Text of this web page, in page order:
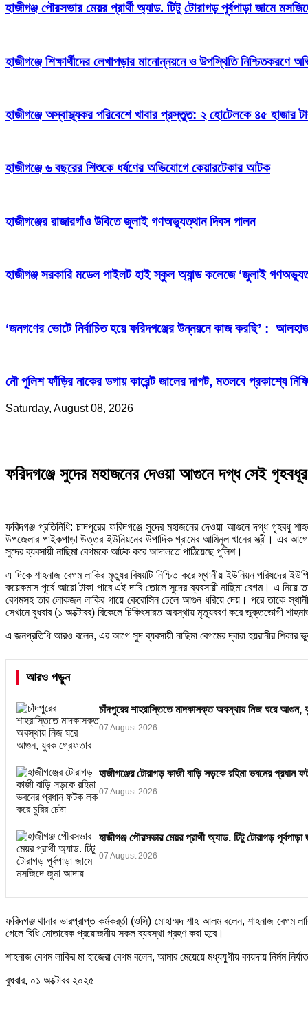
হাজীগঞ্জ পৌরসভার মেয়র প্রার্থী অ্যাড. টিটু টোরাগড় পূর্বপাড়া জামে
হাজীগঞ্জে শিক্ষার্থীদের লেখাপড়ার মানোন্নয়নে ও উপস্থিতি নিশ্চিতকরণে
হাজীগঞ্জে অস্বাস্থ্যকর পরিবেশে খাবার প্রস্তুত: ২ হোটেলকে ৪৫ হাজার
হাজীগঞ্জে ৬ বছরের শিশুকে ধর্ষণের অভিযোগে কেয়ারটেকার আটক
হাজীগঞ্জের রাজারগাঁও উবিতে জুলাই গণঅভ্যুত্থান দিবস পালন
হাজীগঞ্জ সরকারি মডেল পাইলট হাই স্কুল অ্যান্ড কলেজে ‘জুলাই
‘জনগণের ভোটে নির্বাচিত হয়ে ফরিদগঞ্জের উন্নয়নে কাজ করছি’ :
নৌ পুলিশ ফাঁড়ির নাকের ডগায় কারেন্ট জালের দাপট, মতলবে প্রকাশ্যে
Saturday, August 08, 2026
ফরিদগঞ্জে সুদের মহাজনের দেওয়া আগুনে দগ্ধ সেই
ফরিদগঞ্জ প্রতিনিধি: চাদপুরের ফরিদগঞ্জে সুদের মহাজনের দেওয়া আগুনে দগ্ধ গৃহবধু
উপজেলার পাইকপাড়া উত্তর ইউনিয়নের উপাদিক গ্রামের আমিনুল খানের স্ত্রী। এর
সুদের ব্যবসায়ী নাছিমা বেগমকে আটক করে আদালতে পাঠিয়েছে পুলিশ।
এ দিকে শাহনাজ বেগম লাকির মৃত্যুর বিষয়টি নিশ্চিত করে স্থানীয় ইউনিয়ন পরিষদের
কয়েকমাস পূর্বে আরো টাকা পাবে এই দাবি তোলে সুদের ব্যবসায়ী নাছিমা বেগম। এ নিয়ে
বেগমসহ তার লোকজন লাকির গায়ে কেরোসিন ঢেলে আগুন ধরিয়ে দেয়। পরে তাকে
সেখানে বুধবার (১ অক্টোবর) বিকেলে চিকিৎসারত অবস্থায় মৃত্যুবরণ করে ভুক্তভোগী
এ জনপ্রতিধি আরও বলেন, এর আগে সুদ ব্যবসায়ী নাছিমা বেগমের দ্বারা হয়রানীর শিকার
আরও পড়ুন
চাঁদপুরের শাহরাস্তিতে মাদকাসক্ত অবস্থায় নিজ ঘরে আগুন,
07 August 2026
হাজীগঞ্জের টোরাগড় কাজী বাড়ি সড়কে রহিমা ভবনের প্রধান
07 August 2026
হাজীগঞ্জ পৌরসভার মেয়র প্রার্থী অ্যাড. টিটু টোরাগড়
07 August 2026
ফরিদগঞ্জ থানার ভারপ্রাপ্ত কর্মকর্র্তা (ওসি) মোহাম্মদ শাহ আলম বলেন, শাহনাজ বেগম
গেলে বিধি মোতাবেক প্রয়োজনীয় সকল ব্যবস্থা গ্রহণ করা হবে।
শাহনাজ বেগম লাকির মা হাজেরা বেগম বলেন, আমার মেয়েয়ে মধ্যযুগীয় কায়দায় নির্মম
বুধবার, ০১ অক্টোবর ২০২৫